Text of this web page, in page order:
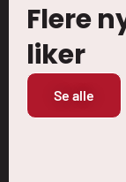
Flere
liker
Se alle